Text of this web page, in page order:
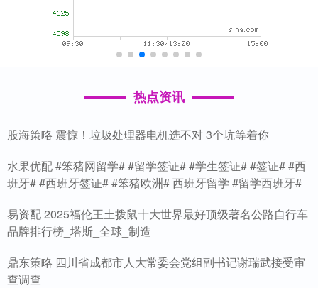
热点资讯
股海策略 震惊！垃圾处理器电机选不对 3个坑等着你
水果优配 #笨猪网留学# #留学签证# #学生签证# #签证# #西
班牙# #西班牙签证# #笨猪欧洲# 西班牙留学 #留学西班牙#
易资配 2025福伦王土拨鼠十大世界最好顶级著名公路自行车
品牌排行榜_塔斯_全球_制造
鼎东策略 四川省成都市人大常委会党组副书记谢瑞武接受审
查调查